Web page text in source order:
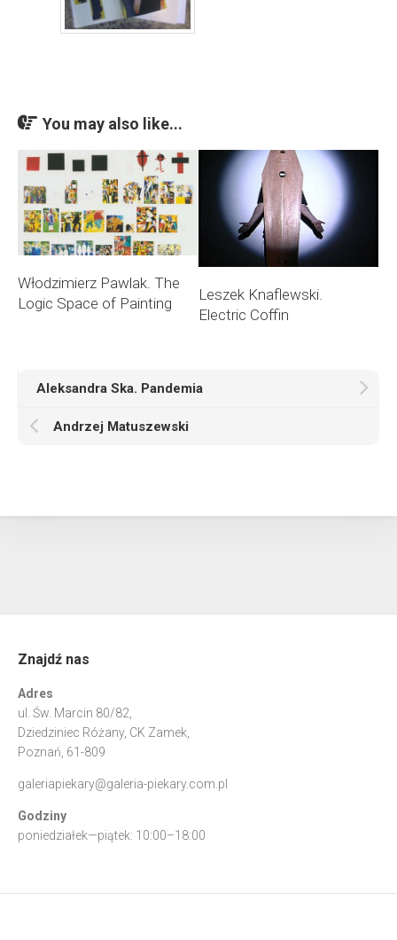
You may also like...
Włodzimierz Pawlak. The
Logic Space of Painting
Leszek Knaflewski.
Electric Coffin
Aleksandra Ska. Pandemia
Andrzej Matuszewski
Znajdź nas
Adres
ul. Św. Marcin 80/82,
Dziedziniec Różany, CK Zamek,
Poznań, 61-809
galeriapiekary@galeria-piekary.com.pl
Godziny
poniedziałek—piątek: 10:00–18:00